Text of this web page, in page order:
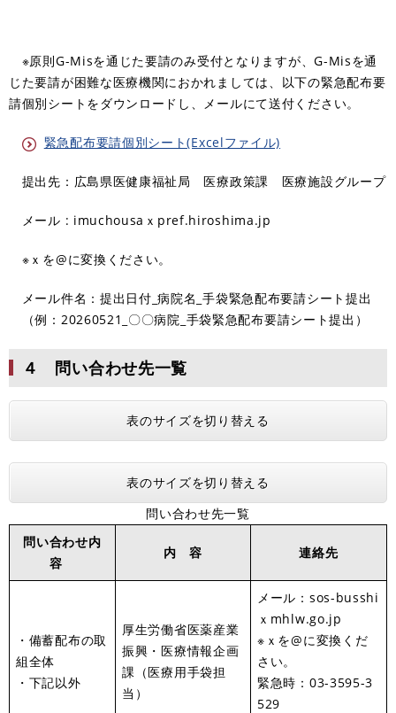
※原則G-Misを通じた要請のみ受付となりますが、G-Misを通
じた要請が困難な医療機関におかれましては、以下の緊急配布要
請個別シートをダウンロードし、メールにて送付ください。
緊急配布要請個別シート(Excelファイル)
提出先：広島県医健康福祉局 医療政策課 医療施設グループ
メール : imuchousaｘpref.hiroshima.jp
※ｘを@に変換ください。
メール件名：提出日付_病院名_手袋緊急配布要請シート提出
（例：20260521_〇〇病院_手袋緊急配布要請シート提出）
４ 問い合わせ先一覧
表のサイズを切り替える
表のサイズを切り替える
問い合わせ先一覧
問い合わせ内
容
内 容 連絡先
・備蓄配布の取
組全体
・下記以外
厚生労働省医薬産業
振興・医療情報企画
課（医療用手袋担
当）
メール：sos-busshi
ｘmhlw.go.jp
※ｘを@に変換くだ
さい。
緊急時：03-3595-3
529